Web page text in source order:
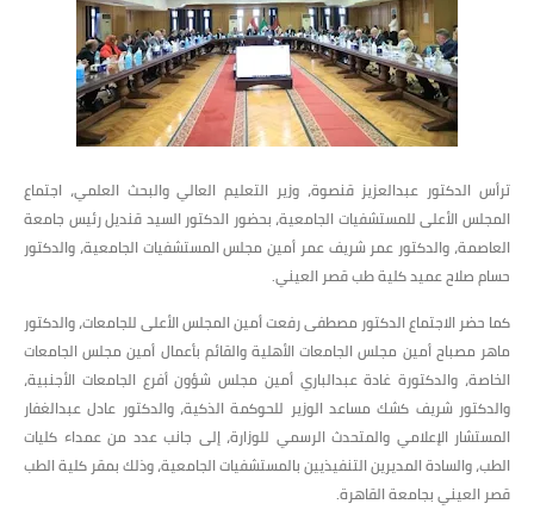
ترأس الدكتور عبدالعزيز قنصوة، وزير التعليم العالي والبحث العلمي، اجتماع
المجلس الأعلى للمستشفيات الجامعية، بحضور الدكتور السيد قنديل رئيس جامعة
العاصمة، والدكتور عمر شريف عمر أمين مجلس المستشفيات الجامعية، والدكتور
حسام صلاح عميد كلية طب قصر العيني.
كما حضر الاجتماع الدكتور مصطفى رفعت أمين المجلس الأعلى للجامعات، والدكتور
ماهر مصباح أمين مجلس الجامعات الأهلية والقائم بأعمال أمين مجلس الجامعات
الخاصة، والدكتورة غادة عبدالباري أمين مجلس شؤون أفرع الجامعات الأجنبية،
والدكتور شريف كشك مساعد الوزير للحوكمة الذكية، والدكتور عادل عبدالغفار
المستشار الإعلامي والمتحدث الرسمي للوزارة، إلى جانب عدد من عمداء كليات
الطب، والسادة المديرين التنفيذيين بالمستشفيات الجامعية، وذلك بمقر كلية الطب
قصر العيني بجامعة القاهرة.